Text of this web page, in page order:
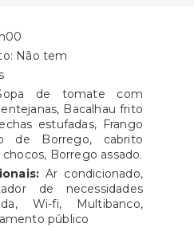
Não tem
de tomate com
Bacalhau frito
estufadas, Frango
de Borrego, cabrito
Borrego assado.
Ar condicionado,
de necessidades
Wi-fi, Multibanco,
público